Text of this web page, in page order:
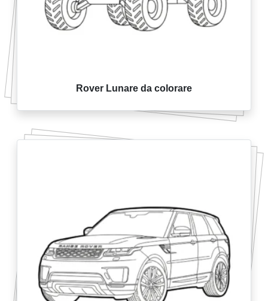
Rover Lunare da colorare